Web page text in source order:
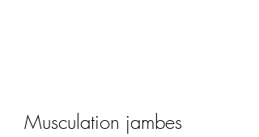
Musculation jambes